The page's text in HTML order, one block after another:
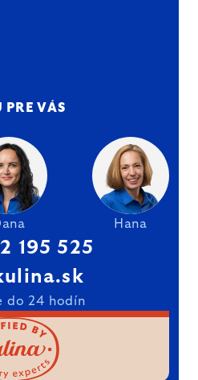
PRE VÁS
Hana
195 525
do 24 hodín